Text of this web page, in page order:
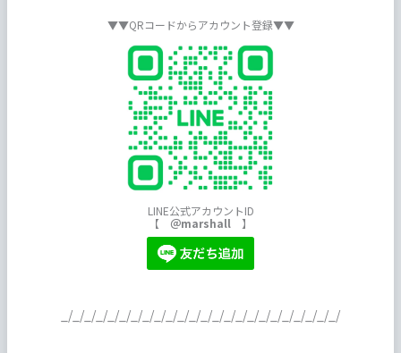
▼▼QRコードからアカウント登録▼▼
LINE公式アカウントID
【 ＠marshall 】
_/_/_/_/_/_/_/_/_/_/_/_/_/_/_/_/_/_/_/_/_/_/_/_/